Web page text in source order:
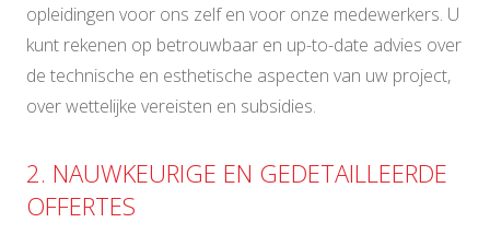
opleidingen voor ons zelf en voor onze medewerkers. U
kunt rekenen op betrouwbaar en up-to-date advies over
de technische en esthetische aspecten van uw project,
over wettelijke vereisten en subsidies.
2. NAUWKEURIGE EN GEDETAILLEERDE
OFFERTES